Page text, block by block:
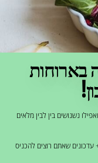
בארוחות
נשנושים בין לבין מלאים
שאתם רוצים להכניס